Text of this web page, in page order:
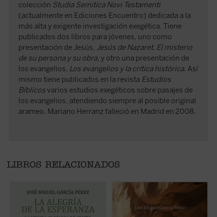
colección Studia Semitica Novi Testamenti
(actualmente en Ediciones Encuentro) dedicada a la
más alta y exigente investigación exegética. Tiene
publicados dos libros para jóvenes, uno como
presentación de Jesús, Jesús de Nazaret. El misterio
de su persona y su obra, y otro una presentación de
los evangelios, Los evangelios y la crítica histórica. Así
mismo tiene publicados en la revista Estudios
Bíblicosvarios estudios exegéticos sobre pasajes de
los evangelios, atendiendo siempre al posible original
arameo. Mariano Herranz falleció en Madrid en 2008.
LIBROS RELACIONADOS
El lector encontrará aquí una investigación
que devuelve a la palabra paulina su
tonalidad originaria, abierta a la plenitud
cristológica, y que constituye una
aportación decisiva para comprender la
José Miguel García centra la atención
sobre las dificultades o extrañezas
contenidas en los relatos evangélicos, que
son los testimonios más explícitos acerca
de lo que aconteció después de la muerte y